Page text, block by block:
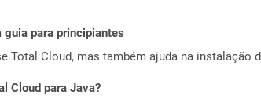
guia para principiantes
Cloud, mas também ajuda na instalação
Cloud para Java?